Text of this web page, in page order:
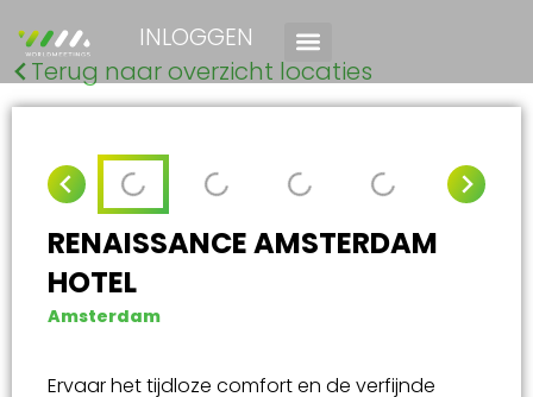
INLOGGEN
Terug naar overzicht locaties
RENAISSANCE AMSTERDAM
HOTEL
Amsterdam
Ervaar het tijdloze comfort en de verfijnde